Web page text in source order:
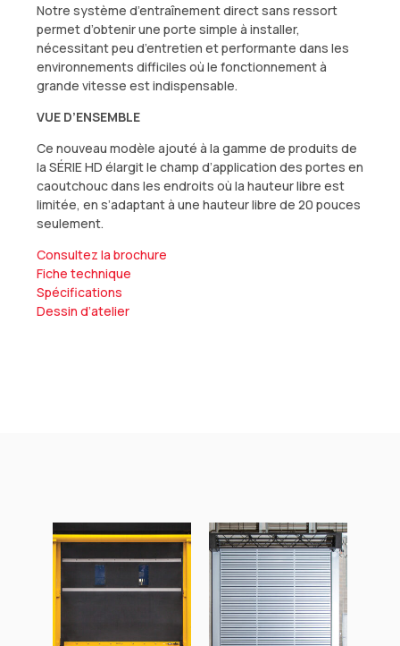
Notre système d’entraînement direct sans ressort
permet d’obtenir une porte simple à installer,
nécessitant peu d’entretien et performante dans les
environnements difficiles où le fonctionnement à
grande vitesse est indispensable.
VUE D’ENSEMBLE
Ce nouveau modèle ajouté à la gamme de produits de
la SÉRIE HD élargit le champ d’application des portes en
caoutchouc dans les endroits où la hauteur libre est
limitée, en s’adaptant à une hauteur libre de 20 pouces
seulement.
Consultez la brochure
Fiche technique
Spécifications
Dessin d’atelier